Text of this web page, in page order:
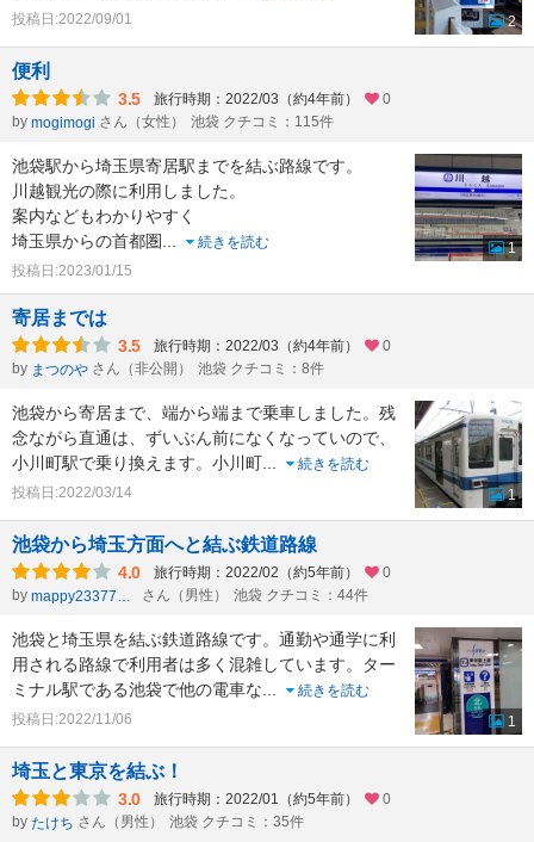
投稿日:2022/09/01
2
便利
3.5 旅行時期：2022/03（約4年前）
0
by mogimogi さん（女性） 池袋 クチコミ：115件
池袋駅から埼玉県寄居駅までを結ぶ路線です。
川越観光の際に利用しました。
案内などもわかりやすく
埼玉県からの首都圏
続きを読む
投稿日:2023/01/15
1
寄居までは
3.5 旅行時期：2022/03（約4年前）
0
by まつのや さん（非公開） 池袋 クチコミ：8件
池袋から寄居まで、端から端まで乗車しました。残
念ながら直通は、ずいぶん前になくなっていので、
小川町駅で乗り換えます。小川町
続きを読む
投稿日:2022/03/14
1
池袋から埼玉方面へと結ぶ鉄道路線
4.0 旅行時期：2022/02（約5年前）
0
by
さん（男性） 池袋 クチコミ：44件
池袋と埼玉県を結ぶ鉄道路線です。通勤や通学に利
用される路線で利用者は多く混雑しています。ター
ミナル駅である池袋で他の電車な
続きを読む
投稿日:2022/11/06
1
埼玉と東京を結ぶ！
3.0 旅行時期：2022/01（約5年前）
0
by たけち さん（男性） 池袋 クチコミ：35件